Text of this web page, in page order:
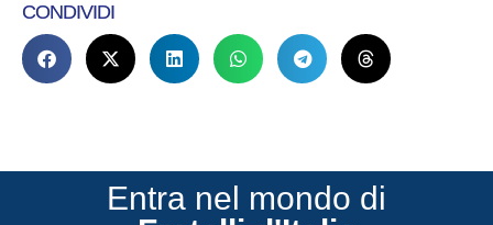
CONDIVIDI
Entra nel mondo di